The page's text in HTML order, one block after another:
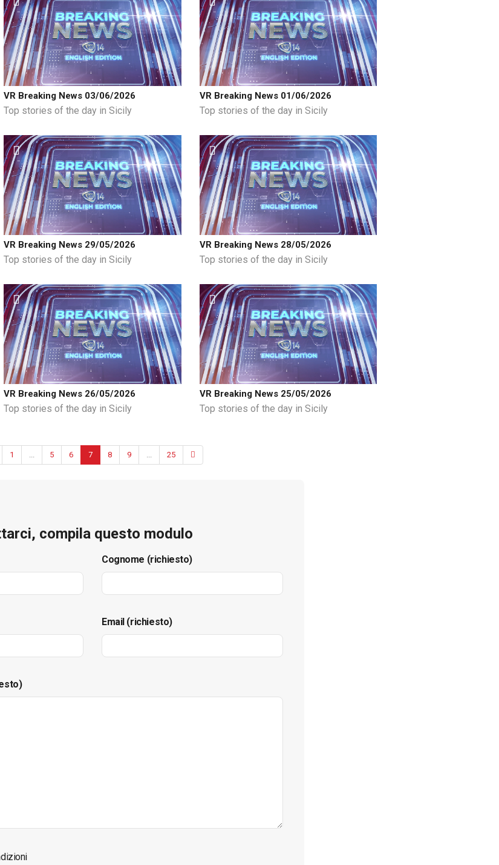
VR Breaking News 03/06/2026
Top stories of the day in Sicily
VR Breaking News 01/06/2026
Top stories of the day in Sicily
VR Breaking News 29/05/2026
Top stories of the day in Sicily
VR Breaking News 28/05/2026
Top stories of the day in Sicily
VR Breaking News 26/05/2026
Top stories of the day in Sicily
VR Breaking News 25/05/2026
Top stories of the day in Sicily
1 5 6 7 8 9 25
compila questo modulo
Cognome (richiesto)
Email (richiesto)